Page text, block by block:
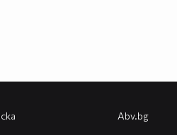
Abv.bg